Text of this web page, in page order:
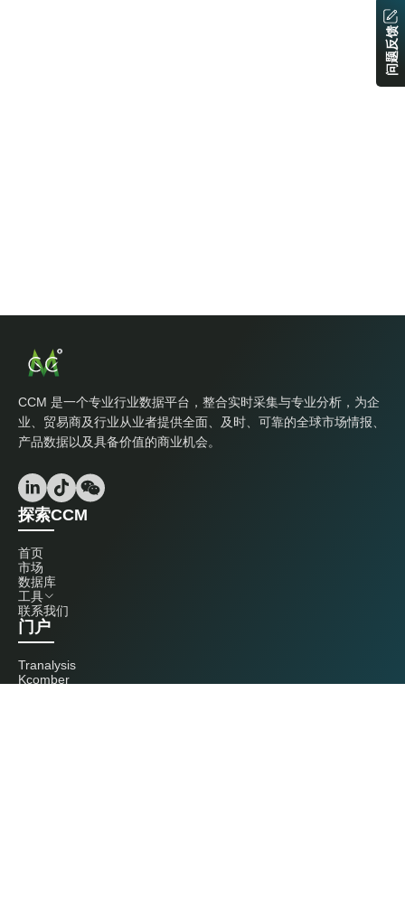
CCM 是一个专业行业数据平台，整合实时采集与专业分析，为企
业、贸易商及行业从业者提供全面、及时、可靠的全球市场情报、
产品数据以及具备价值的商业机会。
探索CCM
首页
市场
数据库
工具
联系我们
门户
Tranalysis
Kcomber
问题反馈